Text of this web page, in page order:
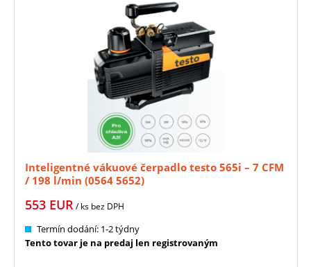
Inteligentné vákuové čerpadlo testo 565i – 7 CFM
/ 198 l/min (0564 5652)
553 EUR/ ks bez DPH
Termín dodání: 1-2 týdny
Tento tovar je na predaj len registrovaným